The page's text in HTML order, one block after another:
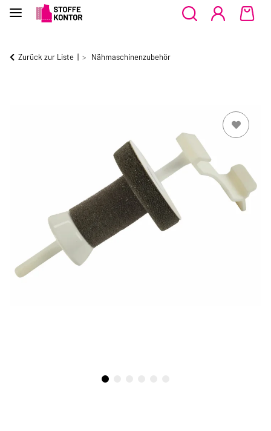
Zurück zur Liste Nähmaschinenzubehör